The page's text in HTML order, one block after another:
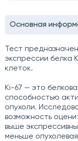
Основная
Тест
экспрессии белка
клеток.
Ki-67 — это
способностью
опухоли.
возможность
выше
меньше